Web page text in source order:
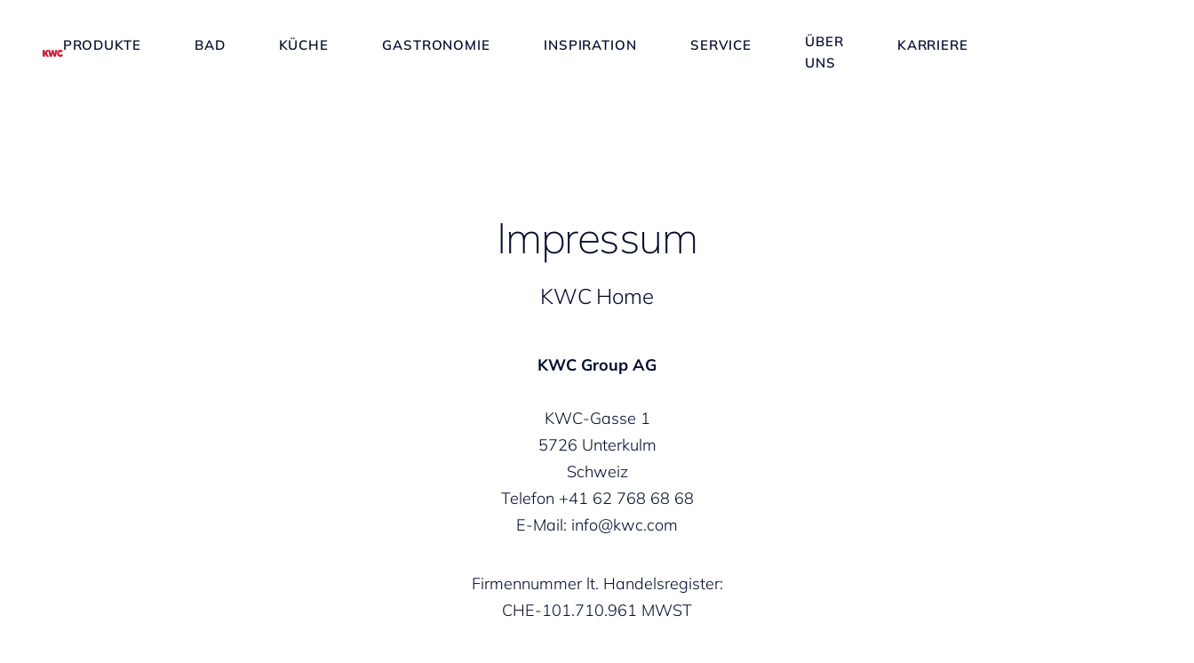
PRODUKTE BAD KÜCHE GASTRONOMIE INSPIRATION SERVICE
ÜBER
UNS
KARRIERE
Impressum
KWC Home
KWC Group AG
KWC-Gasse 1
5726 Unterkulm
Schweiz
Telefon +41 62 768 68 68
E-Mail: info@kwc.com
Firmennummer lt. Handelsregister:
CHE-101.710.961 MWST